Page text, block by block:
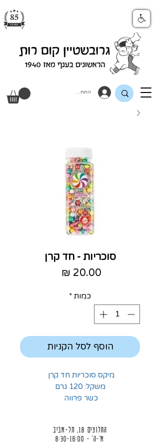
התחבר
סוכריות - חד קרן
כמות *
הוסף לסל הקניות
מיקס סוכריות חד קרן
משקל: 120 גרם
כשר פרווה
החלוצים 18, תל-אביב
א'-ה' - 8:30-16:00